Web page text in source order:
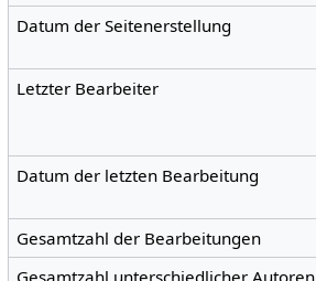
Datum der Seitenerstellung
Letzter Bearbeiter
Datum der letzten Bearbeitung
Gesamtzahl der Bearbeitungen